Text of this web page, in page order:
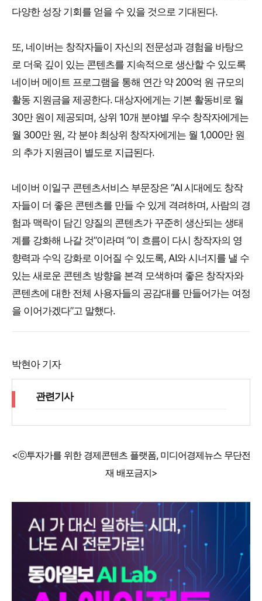
다양한 성장 기회를 얻을 수 있을 것으로 기대된다.
또, 네이버는 창작자들이 자신의 전문성과 경험을 바탕으
로 더욱 깊이 있는 콘텐츠를 지속적으로 생산할 수 있도록
네이버 메이트 프로그램을 통해 연간 약 200억 원 규모의
활동 지원금을 제공한다. 대상자에게는 기본 활동비로 월
30만 원이 제공되며, 상위 10개 분야별 우수 창작자에게는
월 300만 원, 각 분야 최상위 창작자에게는 월 1,000만 원
의 추가 지원금이 별도로 지급된다.
네이버 이일구 콘텐츠서비스 부문장은 “AI 시대에도 창작
자들이 더 좋은 콘텐츠를 만들 수 있게 격려하며, 사람의 경
험과 맥락이 담긴 양질의 콘텐츠가 꾸준히 생산되는 생태
계를 강화해 나갈 것”이라며 “이 흐름이 다시 창작자의 영
향력과 수익 강화로 이어질 수 있도록, AI와 시너지를 낼 수
있는 새로운 콘텐츠 방향을 본격 모색하며 좋은 창작자와
콘텐츠에 대한 전체 사용자들의 공감대를 만들어가는 여정
을 이어가겠다”고 말했다.
박현아 기자
관련기사
<ⓒ투자가를 위한 경제콘텐츠 플랫폼, 미디어경제뉴스 무단전
재 배포금지>